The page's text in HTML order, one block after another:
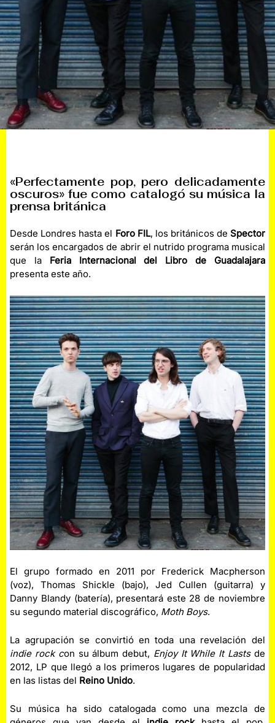
«Perfectamente pop, pero delicadamente
oscuros» fue como catalogó su música la
prensa británica
Desde Londres hasta el Foro FIL, los británicos de Spector
serán los encargados de abrir el nutrido programa musical
que la Feria Internacional del Libro de Guadalajara
presenta este año.
El grupo formado en 2011 por Frederick Macpherson
(voz), Thomas Shickle (bajo), Jed Cullen (guitarra) y
Danny Blandy (batería), presentará este 28 de noviembre
su segundo material discográfico, Moth Boys.
La agrupación se convirtió en toda una revelación del
indie rock con su álbum debut, Enjoy It While It Lastsde
2012, LP que llegó a los primeros lugares de popularidad
en las listas del Reino Unido.
Su música ha sido catalogada como una mezcla de